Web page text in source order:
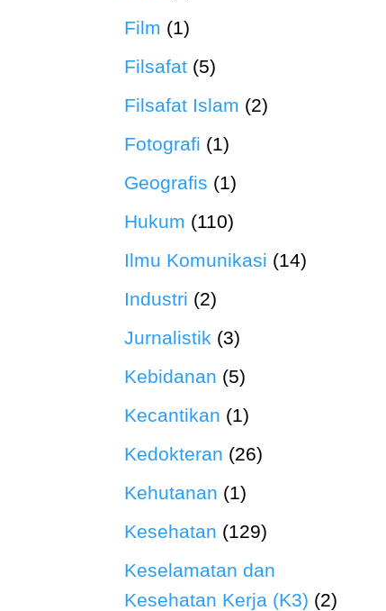
Film (1)
Filsafat (5)
Filsafat Islam (2)
Fotografi (1)
Geografis (1)
Hukum (110)
Ilmu Komunikasi (14)
Industri (2)
Jurnalistik (3)
Kebidanan (5)
Kecantikan (1)
Kedokteran (26)
Kehutanan (1)
Kesehatan (129)
Keselamatan dan
Kesehatan Kerja (K3) (2)